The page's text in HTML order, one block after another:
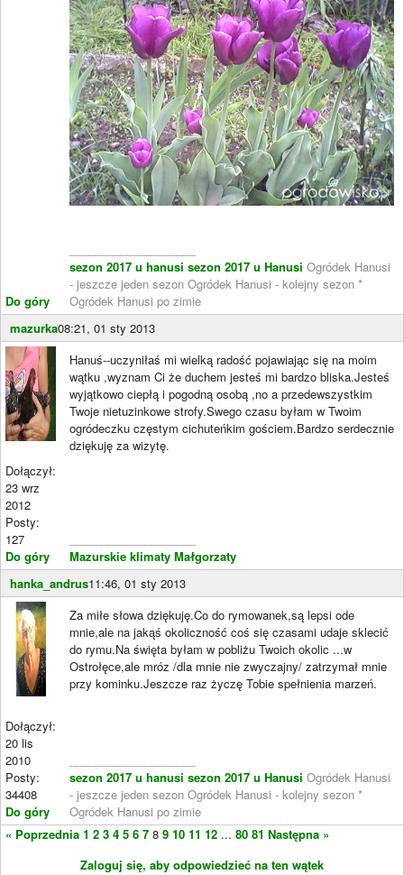
Do góry
sezon 2017 u hanusi sezon 2017 u Hanusi Ogródek Hanusi
- jeszcze jeden sezon Ogródek Hanusi - kolejny sezon *
Ogródek Hanusi po zimie
mazurka08:21, 01 sty 2013
Dołączył:
23 wrz
2012
Posty:
127
Do góry
Hanuś--uczyniłaś mi wielką radość pojawiając się na moim
wątku ,wyznam Ci że duchem jesteś mi bardzo bliska.Jesteś
wyjątkowo ciepłą i pogodną osobą ,no a przedewszystkim
Twoje nietuzinkowe strofy.Swego czasu byłam w Twoim
ogródeczku częstym cichuteńkim gościem.Bardzo serdecznie
dziękuję za wizytę.
Mazurskie klimaty Małgorzaty
hanka_andrus11:46, 01 sty 2013
Dołączył:
20 lis
2010
Posty:
34408
Do góry
Za miłe słowa dziękuję.Co do rymowanek,są lepsi ode
mnie,ale na jakąś okoliczność coś się czasami udaje sklecić
do rymu.Na święta byłam w pobliżu Twoich okolic ...w
Ostrołęce,ale mróz /dla mnie nie zwyczajny/ zatrzymał mnie
przy kominku.Jeszcze raz życzę Tobie spełnienia marzeń.
sezon 2017 u hanusi sezon 2017 u Hanusi Ogródek Hanusi
- jeszcze jeden sezon Ogródek Hanusi - kolejny sezon *
Ogródek Hanusi po zimie
« Poprzednia 1 2 3 4 5 6 7 8 9 10 11 12 ... 80 81 Następna »
Zaloguj się, aby odpowiedzieć na ten wątek